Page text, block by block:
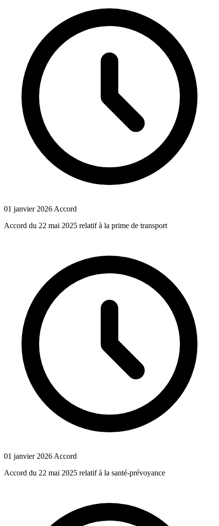
01 janvier 2026 Accord
Accord du 22 mai 2025 relatif à la prime de transport
01 janvier 2026 Accord
Accord du 22 mai 2025 relatif à la santé-prévoyance